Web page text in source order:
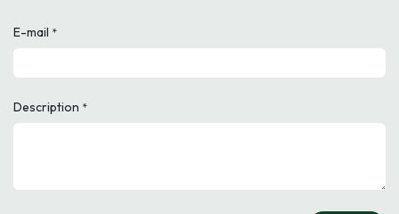
E-mail *
Description *